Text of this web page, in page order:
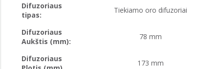
Difuzoriaus
tipas:
Tiekiamo oro difuzoriai
Difuzoriaus
Aukštis (mm):
78 mm
Difuzoriaus
173 mm